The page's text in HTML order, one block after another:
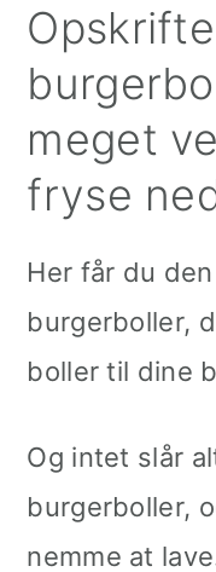
meget
fryse
Her får du
burgerboller,
boller til dine
Og intet slår
burgerboller,
nemme at